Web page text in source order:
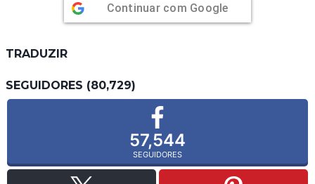
Continuar com Google
TRADUZIR
SEGUIDORES (80,729)
57,544
SEGUIDORES